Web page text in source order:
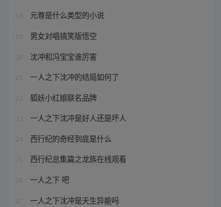
18 元尊是什么类型的小说
19 男女对唱搞笑版悟空
20 沈冲和冯宝宝谁厉害
21 一人之下沈冲的结局如何了
22 狐妖小红娘联名品牌
23 一人之下沈冲是好人还是坏人
24 西行纪的奇经到底是什么
25 西行纪总集篇之龙族在线观看
26 一人之下 吧
27 一人之下沈冲是天生异能吗